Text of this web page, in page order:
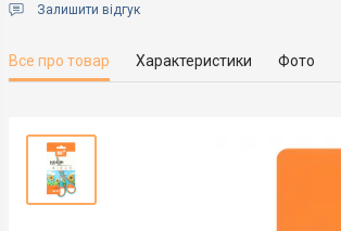
Залишити відгук
Все про товар Характеристики Фото